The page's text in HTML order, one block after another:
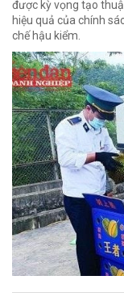
được kỳ vọng tạo
hiệu quả của chính
chế hậu kiểm.